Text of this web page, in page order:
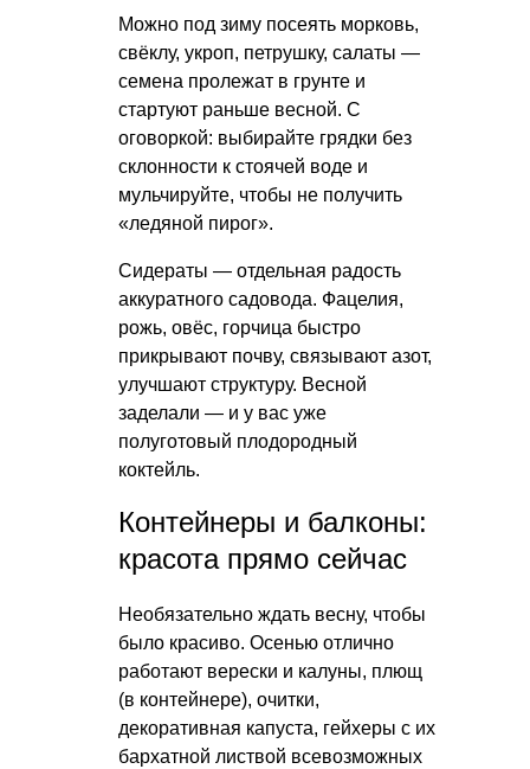
Можно под зиму посеять морковь,
свёклу, укроп, петрушку, салаты —
семена пролежат в грунте и
стартуют раньше весной. С
оговоркой: выбирайте грядки без
склонности к стоячей воде и
мульчируйте, чтобы не получить
«ледяной пирог».
Сидераты — отдельная радость
аккуратного садовода. Фацелия,
рожь, овёс, горчица быстро
прикрывают почву, связывают азот,
улучшают структуру. Весной
заделали — и у вас уже
полуготовый плодородный
коктейль.
Контейнеры и балконы:
красота прямо сейчас
Необязательно ждать весну, чтобы
было красиво. Осенью отлично
работают верески и калуны, плющ
(в контейнере), очитки,
декоративная капуста, гейхеры с их
бархатной листвой всевозможных